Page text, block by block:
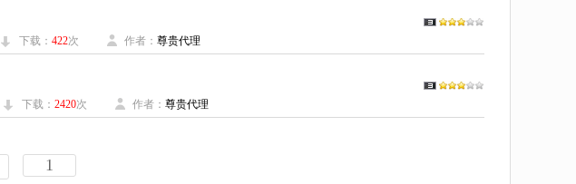
下载： 422次 作者： 尊贵代理
下载： 2420次 作者： 尊贵代理